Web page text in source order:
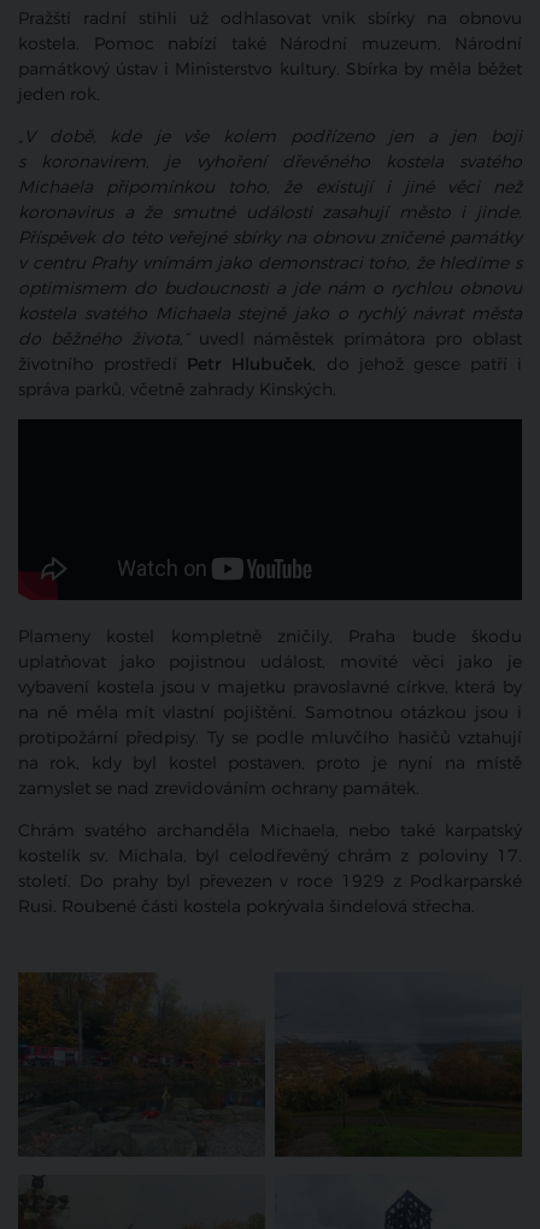
Pražští radní stihli už odhlasovat vnik sbírky na obnovu
kostela. Pomoc nabízí také Národní muzeum, Národní
památkový ústav i Ministerstvo kultury. Sbírka by měla běžet
jeden rok.
„V době, kde je vše kolem podřízeno jen a jen boji
s koronavirem, je vyhoření dřevěného kostela svatého
Michaela připomínkou toho, že existují i jiné věci než
koronavirus a že smutné události zasahují město i jinde.
Příspěvek do této veřejné sbírky na obnovu zničené památky
v centru Prahy vnímám jako demonstraci toho, že hledíme s
optimismem do budoucnosti a jde nám o rychlou obnovu
kostela svatého Michaela stejně jako o rychlý návrat města
do běžného života,“ uvedl náměstek primátora pro oblast
životního prostředí Petr Hlubuček, do jehož gesce patří i
správa parků, včetně zahrady Kinských.
Plameny kostel kompletně zničily, Praha bude škodu
uplatňovat jako pojistnou událost, movité věci jako je
vybavení kostela jsou v majetku pravoslavné církve, která by
na ně měla mít vlastní pojištění. Samotnou otázkou jsou i
protipožární předpisy. Ty se podle mluvčího hasičů vztahují
na rok, kdy byl kostel postaven, proto je nyní na místě
zamyslet se nad zrevidováním ochrany památek.
Chrám svatého archanděla Michaela, nebo také karpatský
kostelík sv. Michala, byl celodřevěný chrám z poloviny 17.
století. Do prahy byl převezen v roce 1929 z Podkarparské
Rusi. Roubené části kostela pokrývala šindelová střecha.